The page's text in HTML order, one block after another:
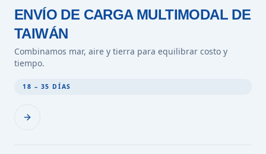
ENVÍO DE CARGA MULTIMODAL DE
TAIWÁN
Combinamos mar, aire y tierra para equilibrar costo y
tiempo.
18 – 35 DÍAS